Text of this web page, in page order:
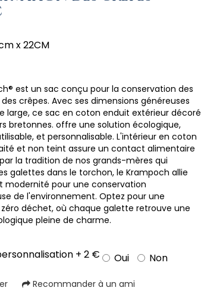
x 22CM
est un sac conçu pour la conservation des
crêpes. Avec ses dimensions généreuses
large, ce sac en coton enduit extérieur décoré
bretonnes. offre une solution écologique,
et personnalisable. L'intérieur en coton
et non teint assure un contact alimentaire
la tradition de nos grands-mères qui
galettes dans le torchon, le Krampoch allie
modernité pour une conservation
de l'environnement. Optez pour une
déchet, où chaque galette retrouve une
pleine de charme.
+ 2 € Oui Non
Recommander à un ami